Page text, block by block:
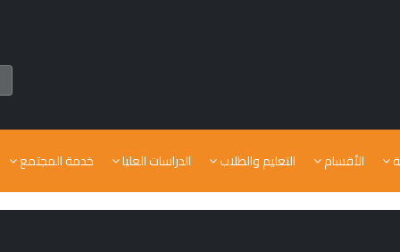
الأقسام التعليم والطلاب الدراسات العليا خدمة المجتمع